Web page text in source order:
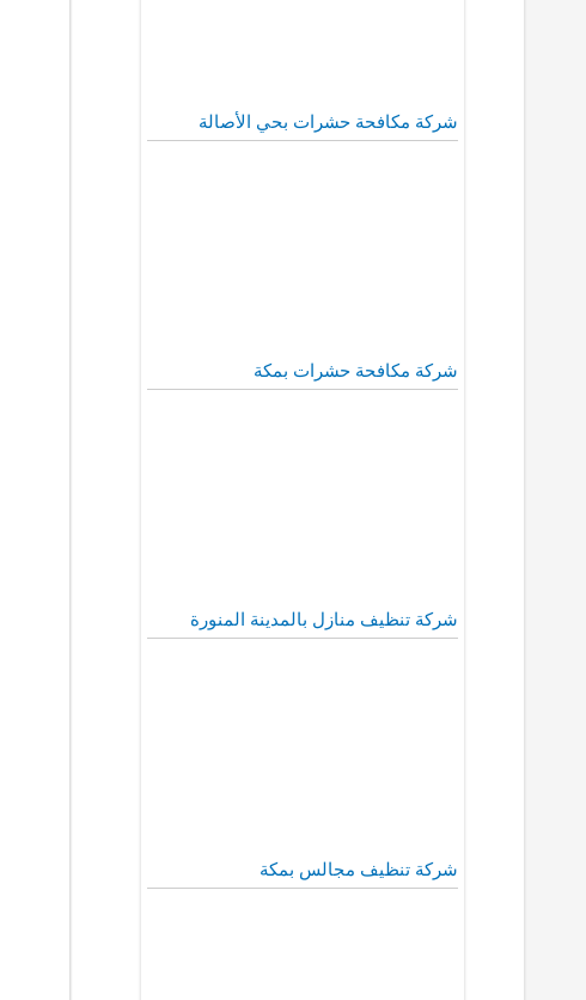
شركة مكافحة حشرات بحي الأصالة
شركة مكافحة حشرات بمكة
شركة تنظيف منازل بالمدينة المنورة
شركة تنظيف مجالس بمكة